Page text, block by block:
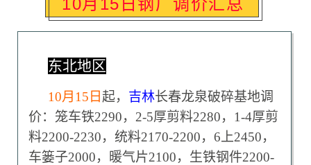
10月15日钢厂调价汇总
东北地区
10月15日 起， 吉林长春龙泉破碎基地调
价：笼车铁2290，2-5厚剪料2280，1-4厚剪
料2200-2230，统料2170-2200，6上2450，
车篓子2000，暖气片2100，生铁钢件2200-